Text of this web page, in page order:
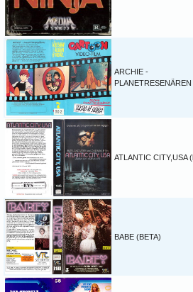
ARCHIE -
ATLANTIC CITY,USA
BABE (BETA)